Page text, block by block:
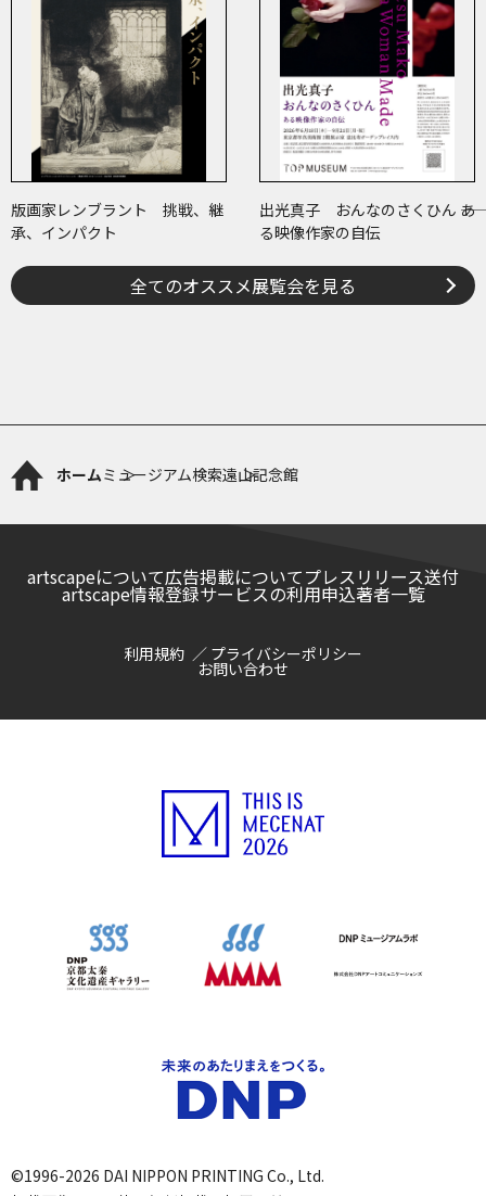
版画家レンブラント 挑戦、継
承、インパクト
出光真子 おんなのさくひん ――あ
る映像作家の自伝
全てのオススメ展覧会を見る
ホームミュージアム検索遠山記念館
artscapeについて広告掲載についてプレスリリース送付
artscape情報登録サービスの利用申込著者一覧
利用規約 プライバシーポリシー
お問い合わせ
©1996-2026 DAI NIPPON PRINTING Co., Ltd.